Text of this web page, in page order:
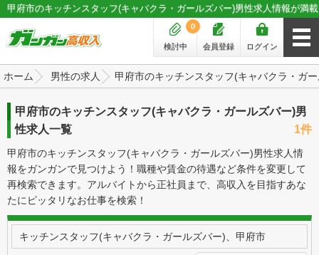
甲府市のキッチンスタッフ(キャバクラ・ガールズバー)男性求人情報が満
ログイン
会員登録
検討中
0
ホーム 男性の求人 甲府市のキッチンスタッフ(キャバクラ・ガ
甲府市のキッチンスタッフ(キャバクラ・ガールズバー)男
性求人一覧
1件
甲府市のキッチンスタッフ(キャバクラ・ガールズバー)男性求人情
報をガンガンで見つけよう！職種や賃金の待遇など条件を変更して
再検索できます。アルバイトから正社員まで、高収入を目指すあな
たにピッタリなお仕事を検索！
キッチンスタッフ(キャバクラ・ガールズバー)、甲府市